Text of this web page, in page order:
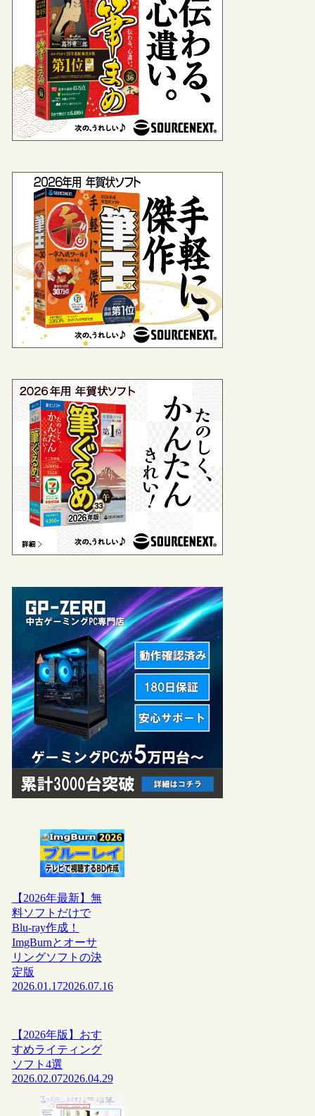
【2026年最新】無
料ソフトだけで
Blu-ray作成！
ImgBurnとオーサ
リングソフトの決
定版
2026.01.172026.07.16
【2026年版】おす
すめライティング
ソフト4選
2026.02.072026.04.29